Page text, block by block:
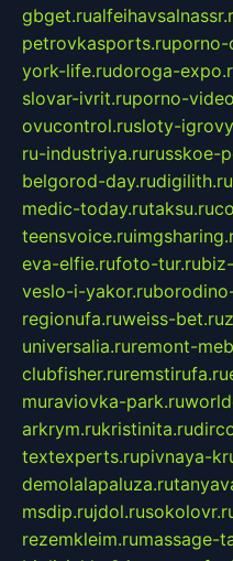
gbget.ru
petrovkasports.ruporno-
york-life.rudoroga-
slovar-ivrit.ruporno-
ovucontrol.rusloty-
ru-industriya.rurusskoe-
belgorod-day.rudigilith.ru
medic-today.rutaksu.ru
teensvoice.ru
eva-elfie.rufoto-tur.ru
veslo-i-yakor.ru
regionufa.ruweiss-bet.ru
universalia.ruremont-
clubfisher.ruremstirufa.ru
muraviovka-park.ru
arkrym.rukristinita.ru
textexperts.rupivnaya-
demolalapaluza.ru
msdip.rujdol.ru
rezemkleim.rumassage-